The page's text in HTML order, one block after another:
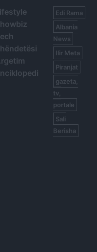
Edi Rama
Albania
News
Ilir Meta
Piranjat
gazeta,
tv,
portale
Sali
Berisha